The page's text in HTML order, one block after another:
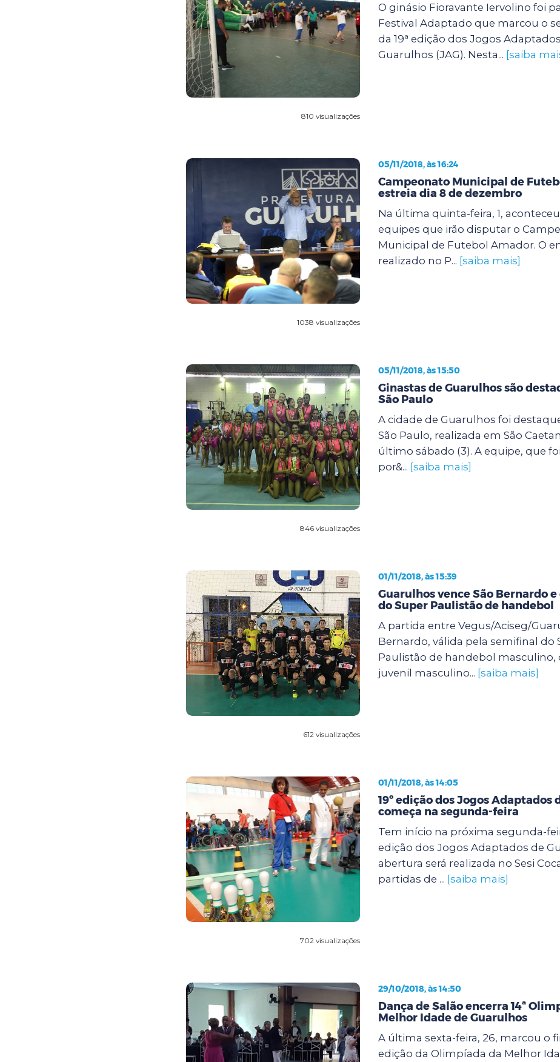
810 visualizações
O ginásio Fioravante Iervolino foi
Festival Adaptado que marcou o
da 19ª edição dos Jogos
Guarulhos (JAG). Nesta... [saiba
1038 visualizações
05/11/2018, às 16:24
Campeonato Municipal de
estreia dia 8 de dezembro
Na última quinta-feira, 1,
equipes que irão disputar o
Municipal de Futebol Amador. O
realizado no P... [saiba mais]
846 visualizações
05/11/2018, às 15:50
Ginastas de Guarulhos são
São Paulo
A cidade de Guarulhos foi
São Paulo, realizada em São
último sábado (3). A equipe, que
por&... [saiba mais]
612 visualizações
01/11/2018, às 15:39
Guarulhos vence São Bernardo e
do Super Paulistão de handebol
A partida entre Vegus/Aciseg/
Bernardo, válida pela semifinal do
Paulistão de handebol masculino,
juvenil masculino... [saiba mais]
702 visualizações
01/11/2018, às 14:05
19º edição dos Jogos Adaptados
começa na segunda-feira
Tem início na próxima segunda-
edição dos Jogos Adaptados de
abertura será realizada no Sesi
partidas de ... [saiba mais]
29/10/2018, às 14:50
Dança de Salão encerra 14ª
Melhor Idade de Guarulhos
A última sexta-feira, 26, marcou o
edição da Olimpíada da Melhor